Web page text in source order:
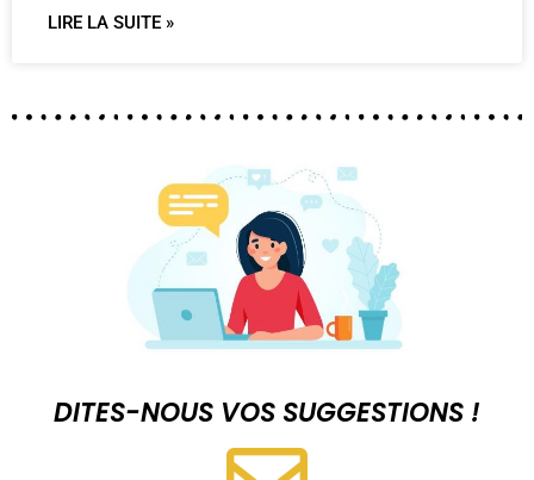
LIRE LA SUITE »
DITES-NOUS VOS SUGGESTIONS !